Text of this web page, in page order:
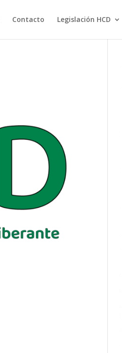
Contacto Legislación HCD